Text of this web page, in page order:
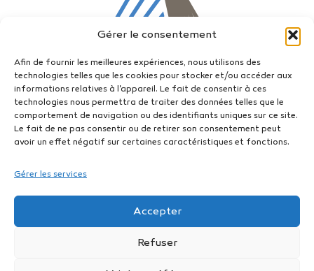
Gérer le consentement
Afin de fournir les meilleures expériences, nous utilisons des
technologies telles que les cookies pour stocker et/ou accéder aux
informations relatives à l'appareil. Le fait de consentir à ces
technologies nous permettra de traiter des données telles que le
comportement de navigation ou des identifiants uniques sur ce site.
Le fait de ne pas consentir ou de retirer son consentement peut
avoir un effet négatif sur certaines caractéristiques et fonctions.
Gérer les services
Accepter
Refuser
Institut de Conseil, d’Enseignement, de Recherche
NUMÉROLOGIE STRATÉGIQUE®